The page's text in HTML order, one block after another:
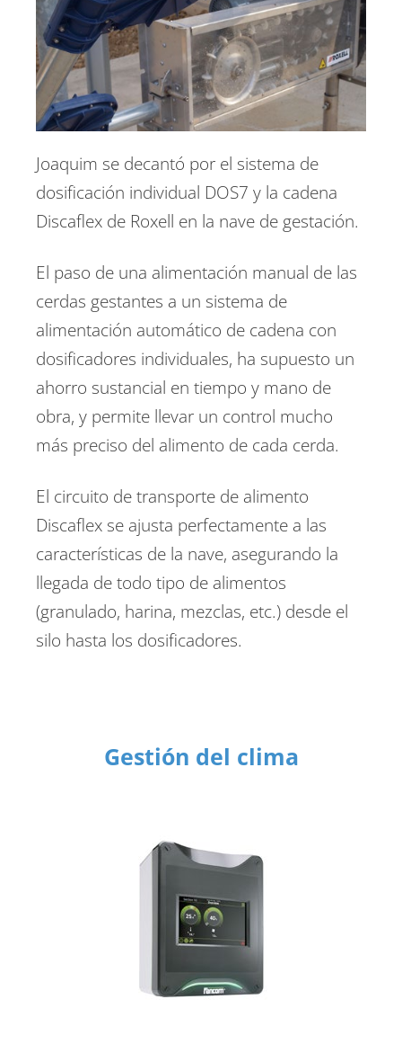
Joaquim se decantó por el sistema de
dosificación individual DOS7 y la cadena
Discaflex de Roxell en la nave de gestación.
El paso de una alimentación manual de las
cerdas gestantes a un sistema de
alimentación automático de cadena con
dosificadores individuales, ha supuesto un
ahorro sustancial en tiempo y mano de
obra, y permite llevar un control mucho
más preciso del alimento de cada cerda.
El circuito de transporte de alimento
Discaflex se ajusta perfectamente a las
características de la nave, asegurando la
llegada de todo tipo de alimentos
(granulado, harina, mezclas, etc.) desde el
silo hasta los dosificadores.
Gestión del clima